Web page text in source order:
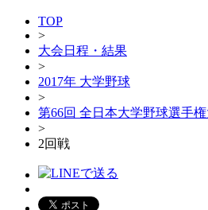
TOP
>
大会日程・結果
>
2017年 大学野球
>
第66回 全日本大学野球選手
>
2回戦